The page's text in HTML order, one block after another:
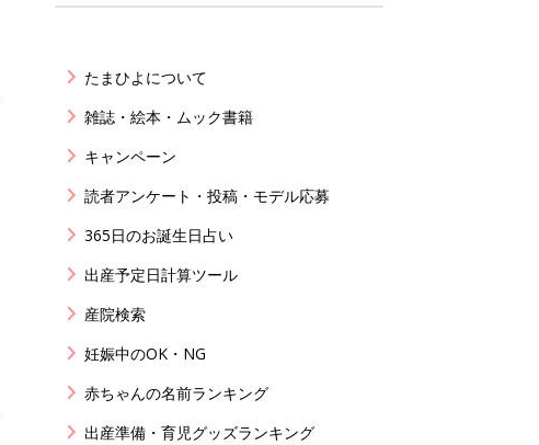
たまひよについて
雑誌・絵本・ムック書籍
キャンペーン
読者アンケート・投稿・モデル応募
365日のお誕生日占い
出産予定日計算ツール
産院検索
妊娠中のOK・NG
赤ちゃんの名前ランキング
出産準備・育児グッズランキング